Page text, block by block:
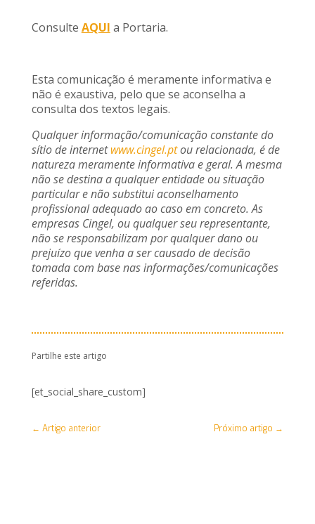
Consulte AQUI a Portaria.
Esta comunicação é meramente informativa e
não é exaustiva, pelo que se aconselha a
consulta dos textos legais.
Qualquer informação/comunicação constante do
sítio de internetwww.cingel.ptou relacionada, é de
natureza meramente informativa e geral. A mesma
não se destina a qualquer entidade ou situação
particular e não substitui aconselhamento
profissional adequado ao caso em concreto. As
empresas Cingel, ou qualquer seu representante,
não se responsabilizam por qualquer dano ou
prejuízo que venha a ser causado de decisão
tomada com base nas informações/comunicações
referidas.
Partilhe este artigo
[et_social_share_custom]
← Artigo anterior Próximo artigo →